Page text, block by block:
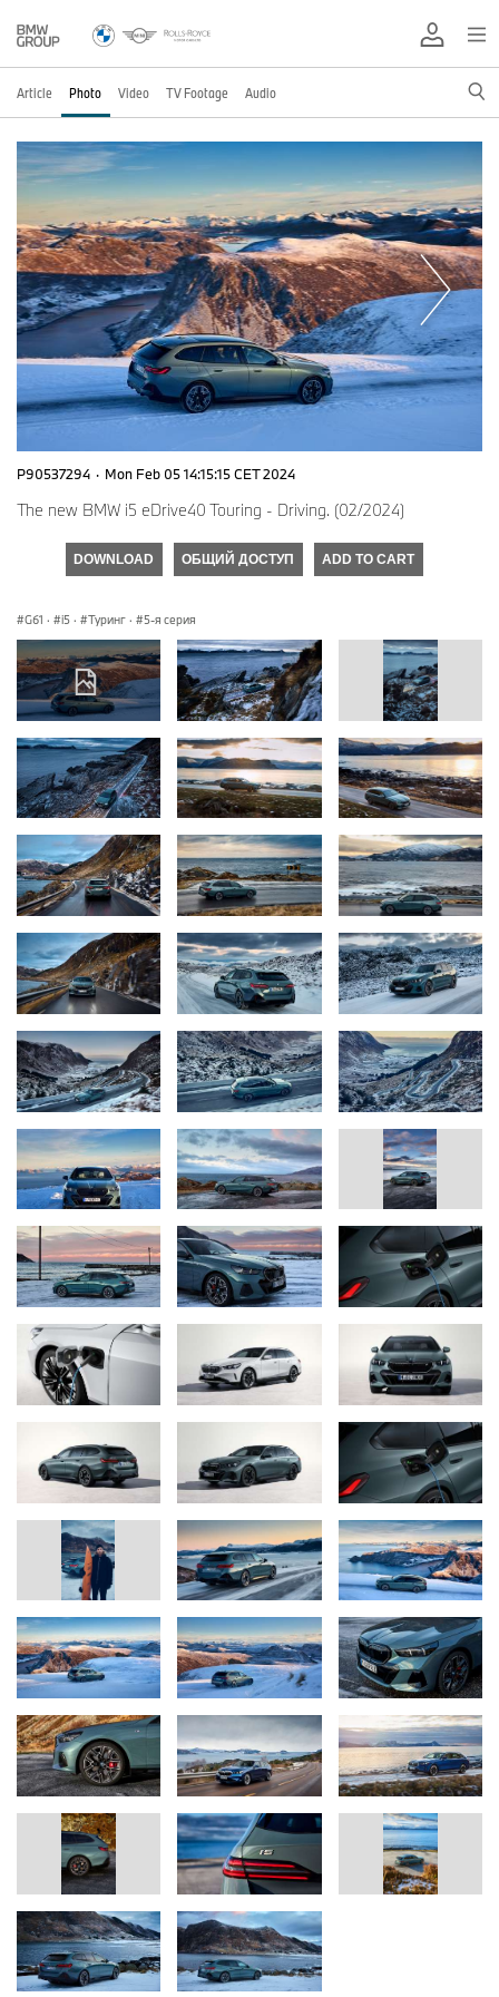
Article Photo Video TV Footage Audio
P90537294 · Mon Feb 05 14:15:15 CET 2024
The new BMW i5 eDrive40 Touring - Driving. (02/2024)
DOWNLOAD ОБЩИЙ ДОСТУП ADD TO CART
G61 · i5 · Туринг · 5-я серия